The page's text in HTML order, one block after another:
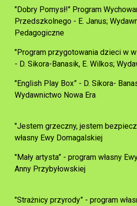
"Dobry Pomysł!" Program
Przedszkolnego - E. Janus;
Pedagogiczne
"Program przygotowania dzieci w
- D. Sikora-Banasik, E. Wilkos;
"English Play Box” - D. Sikora-
Wydawnictwo
"Jestem grzeczny, jestem
własny Ewy
"Mały artysta” - program własny
Anny
"Strażnicy przyrody” - program